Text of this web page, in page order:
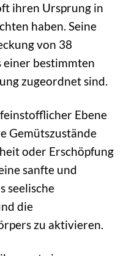
ihren Ursprung in
haben. Seine
von 38
einer bestimmten
zugeordnet sind.
Ebene
Gemütszustände
oder Erschöpfung
sanfte und
seelische
die
zu aktivieren.